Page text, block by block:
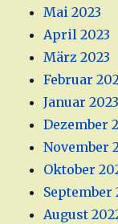
Mai 2023
April 2023
März 2023
Februar
Januar 2023
Dezember
November
Oktober
September
August